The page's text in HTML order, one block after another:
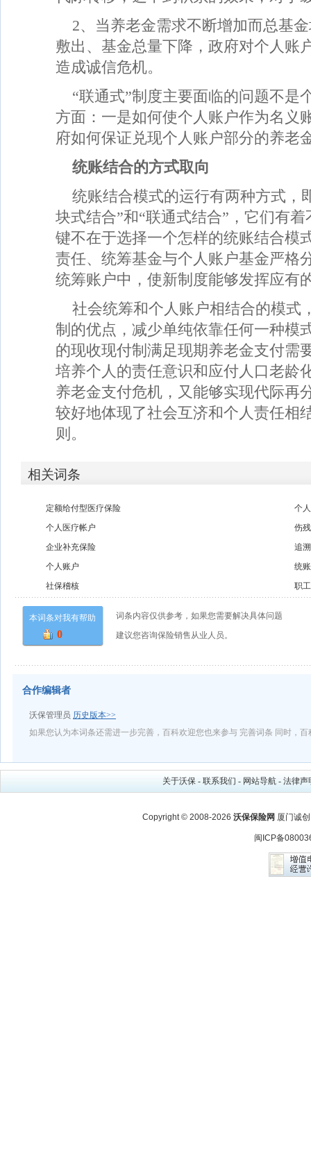
2、当养老金需求不断增加而总基
敷出、基金总量下降，政府对个人账
造成诚信危机。
“联通式”制度主要面临的问题不是
方面：一是如何使个人账户作为名义
府如何保证兑现个人账户部分的养老
统账结合的方式取向
统账结合模式的运行有两种方式，
块式结合”和“联通式结合”，它们有
键不在于选择一个怎样的统账结合模
责任、统筹基金与个人账户基金严格
统筹账户中，使新制度能够发挥应有
社会统筹和个人账户相结合的模式
制的优点，减少单纯依靠任何一种模
的现收现付制满足现期养老金支付需
培养个人的责任意识和应付人口老龄
养老金支付危机，又能够实现代际再
较好地体现了社会互济和个人责任相
则。
相关词条
定额给付型医疗保险
个
个人医疗帐户
伤
企业补充保险
追
个人账户
统
社保稽核
职
本词条对我有帮助
0
词条内容仅供参考，如果您需要解决具体问题
建议您咨询保险销售从业人员。
合作编辑者
沃保管理员 历史版本>>
如果您认为本词条还需进一步完善，百科欢迎您也来参与 完善词条 同时，
关于沃保 - 联系我们 - 网站导航 - 法律声
Copyright © 2008-2026 沃保保险网 厦门诚
闽ICP备